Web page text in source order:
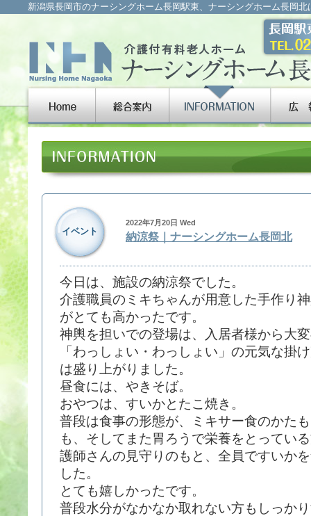
新潟県長岡市のナーシングホーム長岡駅東、ナーシングホーム長岡
イベント
2022年7月20日 Wed
納涼祭｜ナーシングホーム長岡北
今日は、施設の納涼祭でした。
介護職員のミキちゃんが用意した手作り
がとても高かったです。
神輿を担いでの登場は、入居者様から大
「わっしょい・わっしょい」の元気な掛
は盛り上がりました。
昼食には、やきそば。
おやつは、すいかとたこ焼き。
普段は食事の形態が、ミキサー食のかた
も、そしてまた胃ろうで栄養をとってい
護師さんの見守りのもと、全員ですいか
した。
とても嬉しかったです。
普段水分がなかなか取れない方もしっか